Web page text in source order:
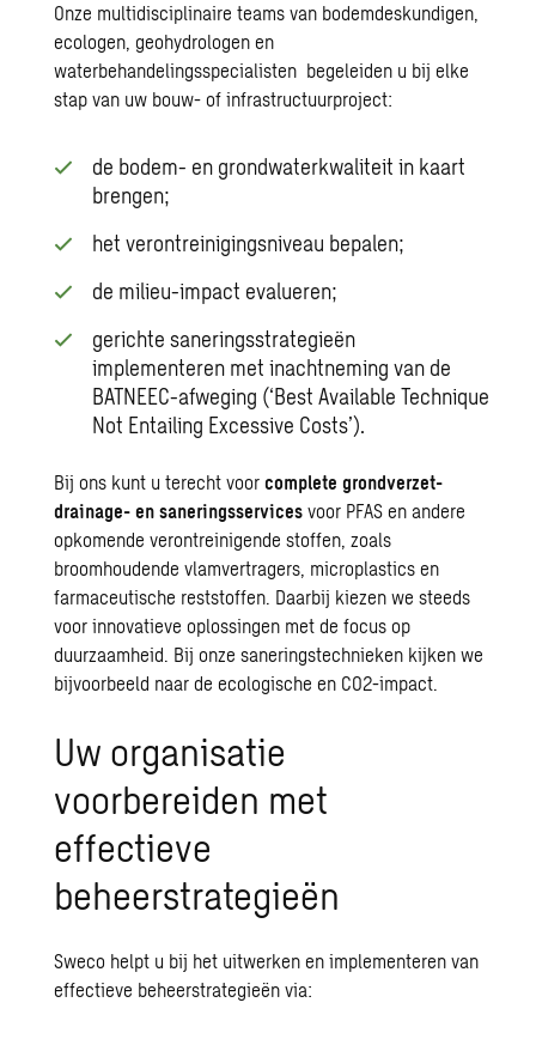
Onze multidisciplinaire teams van bodemdeskundigen,
ecologen, geohydrologen en
waterbehandelingsspecialisten begeleiden u bij elke
stap van uw bouw- of infrastructuurproject:
de bodem- en grondwaterkwaliteit in kaart
brengen;
het verontreinigingsniveau bepalen;
de milieu-impact evalueren;
gerichte saneringsstrategieën
implementeren met inachtneming van de
BATNEEC-afweging (‘Best Available Technique
Not Entailing Excessive Costs’).
Bij ons kunt u terecht voorcomplete grondverzet-
drainage- en saneringsservices voor PFAS en andere
opkomende verontreinigende stoffen, zoals
broomhoudende vlamvertragers, microplastics en
farmaceutische reststoffen. Daarbij kiezen we steeds
voor innovatieve oplossingen met de focus op
duurzaamheid. Bij onze saneringstechnieken kijken we
bijvoorbeeld naar de ecologische en CO2-impact.
Uw organisatie
voorbereiden met
effectieve
beheerstrategieën
Sweco helpt u bij het uitwerken en implementeren van
effectieve beheerstrategieën via: